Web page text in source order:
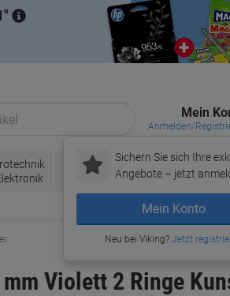
Mein
Anmelden/
Sichern Sie sich Ihre
Angebote – jetzt
Mein Konto
Neu bei Viking?Jetzt
Tinte &
Toner
Papier, Versand
& Pakete
mm Violett 2 Ringe